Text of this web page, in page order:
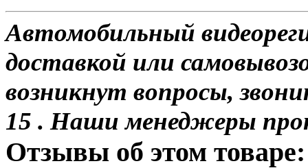
Автомобильный
доставкой или
возникнут вопросы,
15 . Наши менеджеры
Отзывы об этом товаре: